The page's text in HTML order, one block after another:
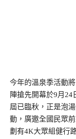
今年的溫泉季活動
陣搶先開幕於9月24
屆已臨秋，正是泡
動，廣邀全國民眾
劃有4K大眾組健行